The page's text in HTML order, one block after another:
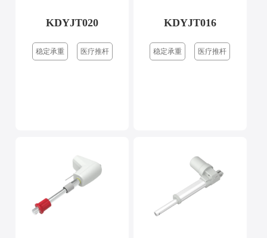
KDYJT020
稳定承重 医疗推杆
KDYJT016
稳定承重 医疗推杆